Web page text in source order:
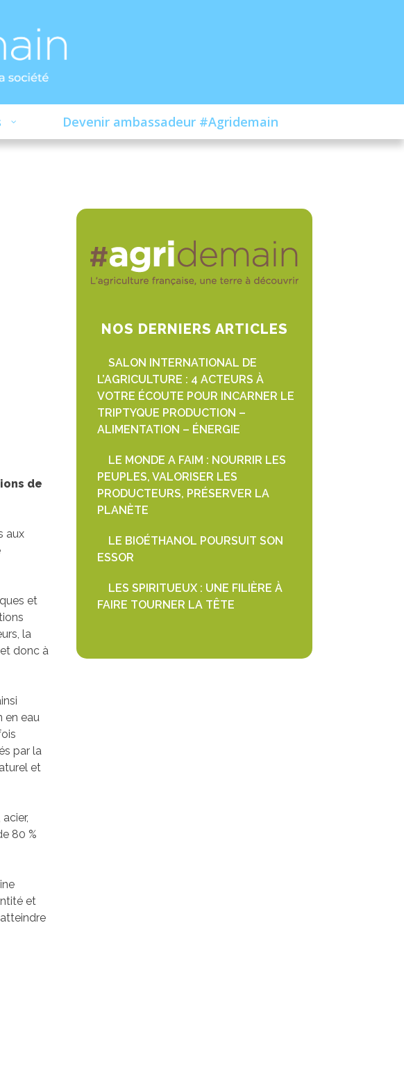
Devenir ambassadeur #Agridemain
de
aux
et
la
donc à
en eau
par la
et
80 %
et
NOS DERNIERS ARTICLES
SALON INTERNATIONAL DE
L’AGRICULTURE : 4 ACTEURS À
VOTRE ÉCOUTE POUR INCARNER LE
TRIPTYQUE PRODUCTION –
ALIMENTATION – ÉNERGIE
LE MONDE A FAIM : NOURRIR LES
PEUPLES, VALORISER LES
PRODUCTEURS, PRÉSERVER LA
PLANÈTE
LE BIOÉTHANOL POURSUIT SON
ESSOR
LES SPIRITUEUX : UNE FILIÈRE À
FAIRE TOURNER LA TÊTE